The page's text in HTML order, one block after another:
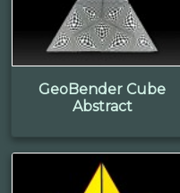
GeoBender Cube
Abstract